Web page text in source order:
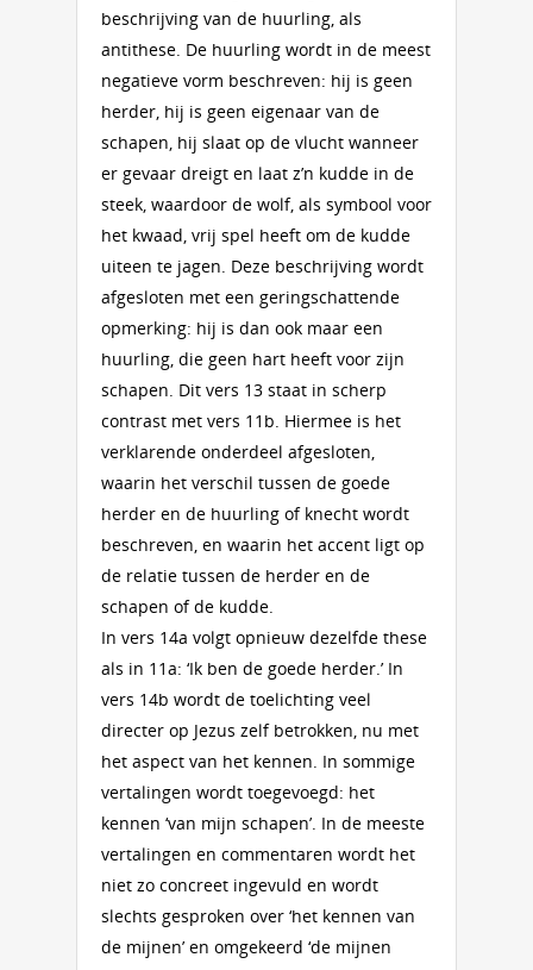
beschrijving van de huurling, als
antithese. De huurling wordt in de meest
negatieve vorm beschreven: hij is geen
herder, hij is geen eigenaar van de
schapen, hij slaat op de vlucht wanneer
er gevaar dreigt en laat z’n kudde in de
steek, waardoor de wolf, als symbool voor
het kwaad, vrij spel heeft om de kudde
uiteen te jagen. Deze beschrijving wordt
afgesloten met een geringschattende
opmerking: hij is dan ook maar een
huurling, die geen hart heeft voor zijn
schapen. Dit vers 13 staat in scherp
contrast met vers 11b. Hiermee is het
verklarende onderdeel afgesloten,
waarin het verschil tussen de goede
herder en de huurling of knecht wordt
beschreven, en waarin het accent ligt op
de relatie tussen de herder en de
schapen of de kudde.
In vers 14a volgt opnieuw dezelfde these
als in 11a: ‘Ik ben de goede herder.’ In
vers 14b wordt de toelichting veel
directer op Jezus zelf betrokken, nu met
het aspect van het kennen. In sommige
vertalingen wordt toegevoegd: het
kennen ‘van mijn schapen’. In de meeste
vertalingen en commentaren wordt het
niet zo concreet ingevuld en wordt
slechts gesproken over ‘het kennen van
de mijnen’ en omgekeerd ‘de mijnen